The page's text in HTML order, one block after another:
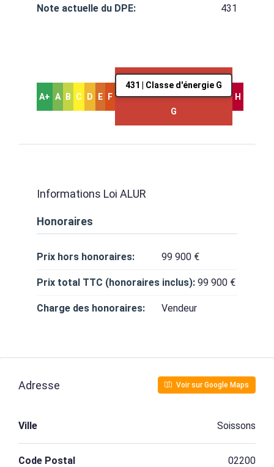
Note actuelle du DPE: 431
A+ A B C D E F
431 | Classe d'énergie G
G
H
Informations Loi ALUR
Honoraires
Prix hors honoraires: 99 900 €
Prix total TTC (honoraires inclus): 99 900 €
Charge des honoraires: Vendeur
Adresse Voir sur Google Maps
Ville Soissons
Code Postal 02200